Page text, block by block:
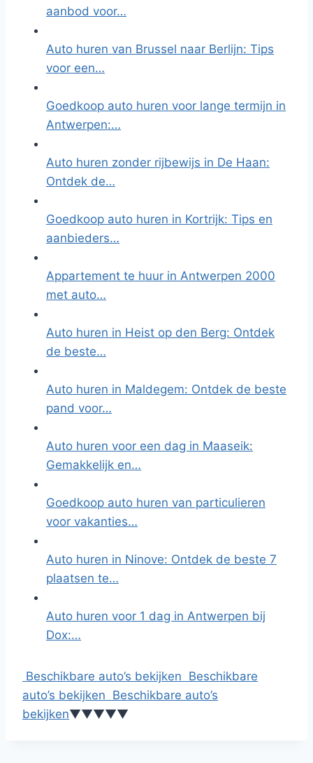
aanbod voor…
Auto huren van Brussel naar Berlijn: Tips
voor een…
Goedkoop auto huren voor lange termijn in
Antwerpen:…
Auto huren zonder rijbewijs in De Haan:
Ontdek de…
Goedkoop auto huren in Kortrijk: Tips en
aanbieders…
Appartement te huur in Antwerpen 2000
met auto…
Auto huren in Heist op den Berg: Ontdek
de beste…
Auto huren in Maldegem: Ontdek de beste
pand voor…
Auto huren voor een dag in Maaseik:
Gemakkelijk en…
Goedkoop auto huren van particulieren
voor vakanties…
Auto huren in Ninove: Ontdek de beste 7
plaatsen te…
Auto huren voor 1 dag in Antwerpen bij
Dox:…
Beschikbare auto’s bekijken Beschikbare
auto’s bekijken Beschikbare auto’s
bekijken▼▼▼▼▼